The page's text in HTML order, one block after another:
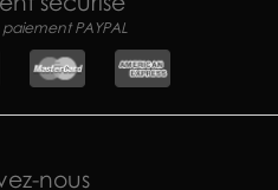
PAYPAL
nous